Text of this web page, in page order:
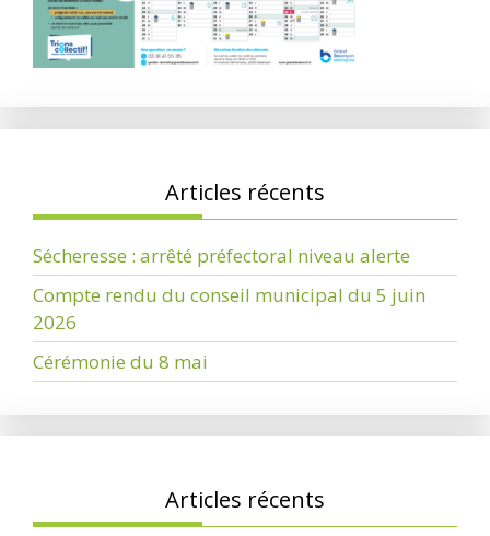
Articles récents
Sécheresse : arrêté préfectoral niveau alerte
Compte rendu du conseil municipal du 5 juin
2026
Cérémonie du 8 mai
Articles récents